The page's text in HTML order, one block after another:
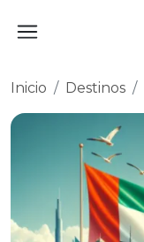
Inicio Destinos